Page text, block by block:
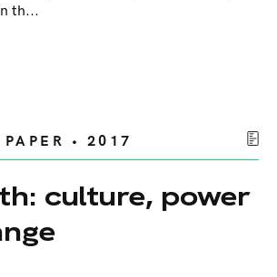
th...
• 2017
culture, power